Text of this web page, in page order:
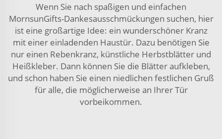
Wenn Sie nach spaßigen und einfachen
MornsunGifts-Dankesausschmückungen suchen, hier
ist eine großartige Idee: ein wunderschöner Kranz
mit einer einladenden Haustür. Dazu benötigen Sie
nur einen Rebenkranz, künstliche Herbstblätter und
Heißkleber. Dann können Sie die Blätter aufkleben,
und schon haben Sie einen niedlichen festlichen Gruß
für alle, die möglicherweise an Ihrer Tür
vorbeikommen.